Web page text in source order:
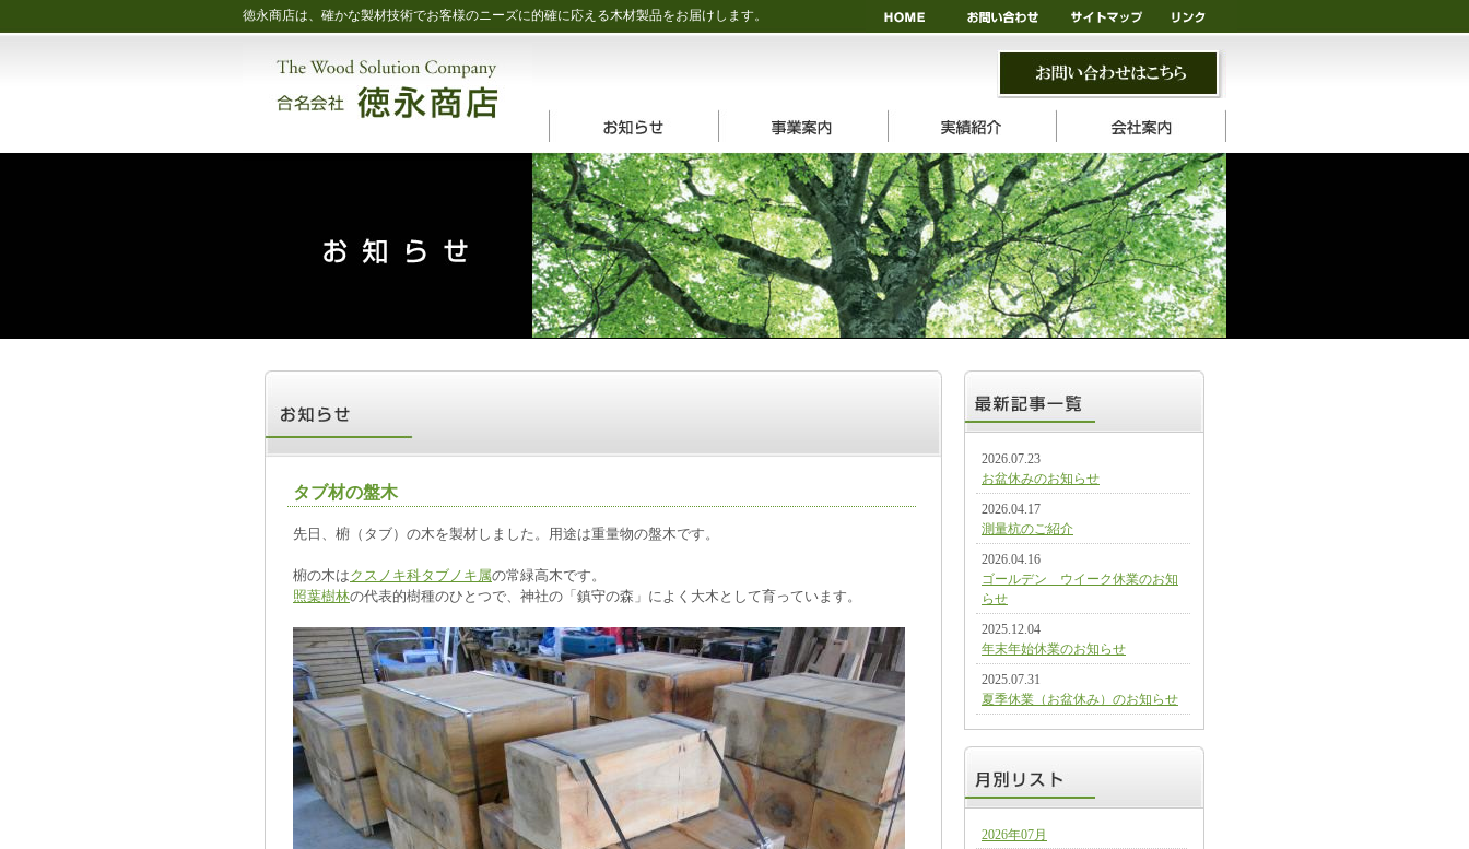
徳永商店は、確かな製材技術でお客様のニーズに的確に応える木材製品をお届けします。
タブ材の盤木
先日、椨（タブ）の木を製材しました。用途は重量物の盤木です。
椨の木はクスノキ科タブノキ属の常緑高木です。
照葉樹林の代表的樹種のひとつで、神社の「鎮守の森」によく大木として育っています。
2026.07.23
お盆休みのお知らせ
2026.04.17
測量杭のご紹介
2026.04.16
ゴールデン ウイーク休業のお知
らせ
2025.12.04
年末年始休業のお知らせ
2025.07.31
夏季休業（お盆休み）のお知らせ
2026年07月